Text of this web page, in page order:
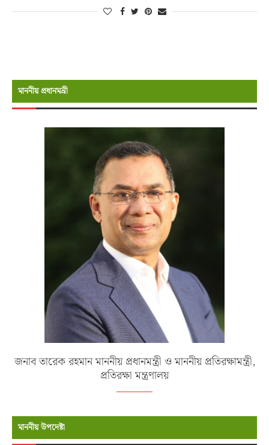
মাননীয় প্রধানমন্রী
জনাব তারেক রহমান মাননীয় প্রধানমন্ত্রী ও মাননীয় প্রতিরক্ষামন্ত্রী,
প্রতিরক্ষা মন্ত্রণালয়
মাননীয় উপদেষ্টা